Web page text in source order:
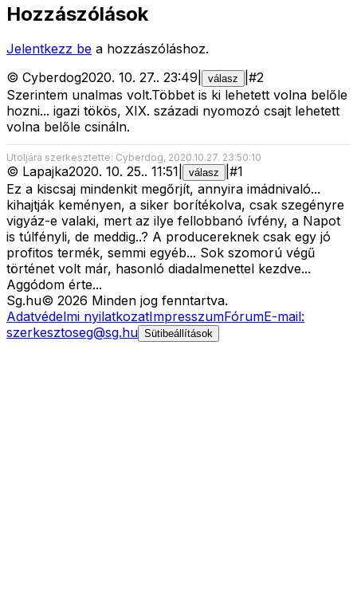
Hozzászólások
Jelentkezz be a hozzászóláshoz.
© Cyberdog2020. 10. 27.. 23:49 válasz #2
Szerintem unalmas volt.Többet is ki lehetett volna belőle
hozni... igazi tökös, XIX. századi nyomozó csajt lehetett
volna belőle csináln.
Utoljára szerkesztette: Cyberdog, 2020.10.27. 23:50:10
© Lapajka2020. 10. 25.. 11:51 válasz #1
Ez a kiscsaj mindenkit megőrjít, annyira imádnivaló...
kihajtják keményen, a siker borítékolva, csak szegényre
vigyáz-e valaki, mert az ilye fellobbanó ívfény, a Napot
is túlfényli, de meddig..? A producereknek csak egy jó
profitos termék, semmi egyéb... Sok szomorú végű
történet volt már, hasonló diadalmenettel kezdve...
Aggódom érte...
Sg.hu© 2026 Minden jog fenntartva.
Adatvédelmi nyilatkozatImpresszumFórumE-mail:
szerkesztoseg@sg.hu Sütibeállítások